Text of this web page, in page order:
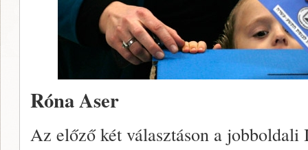
Róna Aser
Az előző két választáson a